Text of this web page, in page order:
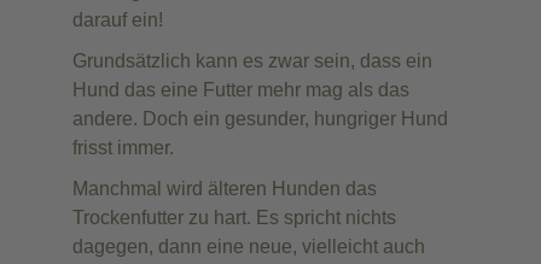
darauf ein!
Grundsätzlich kann es zwar sein, dass ein
Hund das eine Futter mehr mag als das
andere. Doch ein gesunder, hungriger Hund
frisst immer.
Manchmal wird älteren Hunden das
Trockenfutter zu hart. Es spricht nichts
dagegen, dann eine neue, vielleicht auch